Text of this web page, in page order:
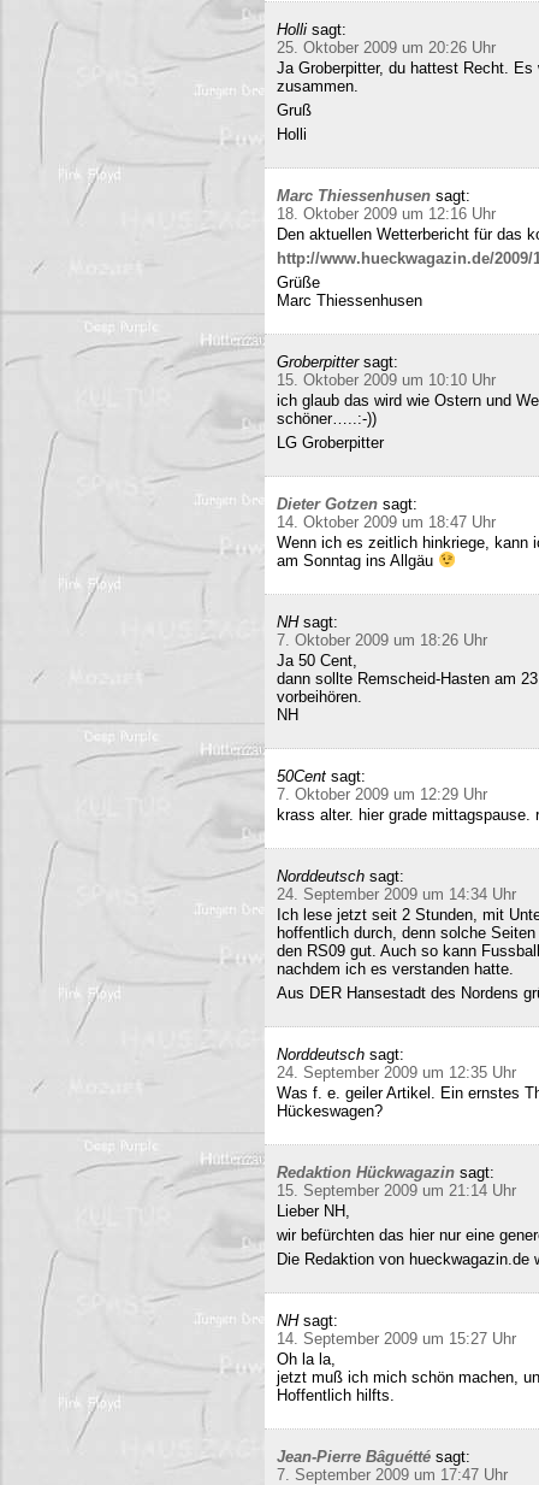
Holli sagt:
25. Oktober 2009 um 20:26 Uhr
Ja Groberpitter, du hattest Recht.
zusammen.
Gruß
Holli
Marc Thiessenhusen sagt:
18. Oktober 2009 um 12:16 Uhr
Den aktuellen Wetterbericht für das
http://www.hueckwagazin.de/2009/
Grüße
Marc Thiessenhusen
Groberpitter sagt:
15. Oktober 2009 um 10:10 Uhr
ich glaub das wird wie Ostern und
schöner…..:-))
LG Groberpitter
Dieter Gotzen sagt:
14. Oktober 2009 um 18:47 Uhr
Wenn ich es zeitlich hinkriege, kann
am Sonntag ins Allgäu
NH sagt:
7. Oktober 2009 um 18:26 Uhr
Ja 50 Cent,
dann sollte Remscheid-Hasten am
vorbeihören.
NH
50Cent sagt:
7. Oktober 2009 um 12:29 Uhr
krass alter. hier grade
Norddeutsch sagt:
24. September 2009 um 14:34 Uhr
Ich lese jetzt seit 2 Stunden, mit
hoffentlich durch, denn solche
den RS09 gut. Auch so kann
nachdem ich es verstanden hatte.
Aus DER Hansestadt des Nordens
Norddeutsch sagt:
24. September 2009 um 12:35 Uhr
Was f. e. geiler Artikel. Ein ernstes
Hückeswagen?
Redaktion Hückwagazin sagt:
15. September 2009 um 21:14 Uhr
Lieber NH,
wir befürchten das hier nur eine
Die Redaktion von
NH sagt:
14. September 2009 um 15:27 Uhr
Oh la la,
jetzt muß ich mich schön machen,
Hoffentlich hilfts.
Jean-Pierre Bâguétté sagt:
7. September 2009 um 17:47 Uhr